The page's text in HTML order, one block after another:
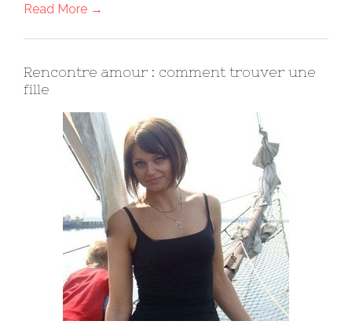
Read More →
Rencontre amour : comment trouver une
fille